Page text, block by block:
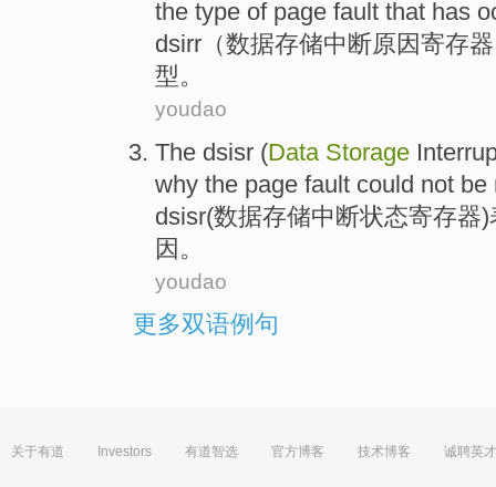
the type of page fault that has
dsirr （数据存储中断原因寄存器
型。
youdao
The dsisr (Data Storage
why the page fault could not be
dsisr(数据存储中断状态寄存器)
因 。
youdao
更多双语例句
关于有道 Investors 有道智选 官方博客 技术博客 诚聘英才